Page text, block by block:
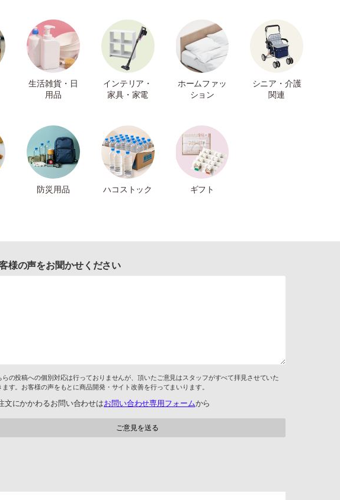
生活雑貨・日
用品
インテリア・
家具・家電
ホームファッ
ション
シニア・介護
関連
防災用品 ハコストック ギフト
様の声をお聞かせください
らの投稿への個別対応は行っておりませんが、頂いたご意見はスタッフがすべて拝見させていた
ます。お客様の声をもとに商品開発・サイト改善を行ってまいります。
文にかかわるお問い合わせはお問い合わせ専用フォームから